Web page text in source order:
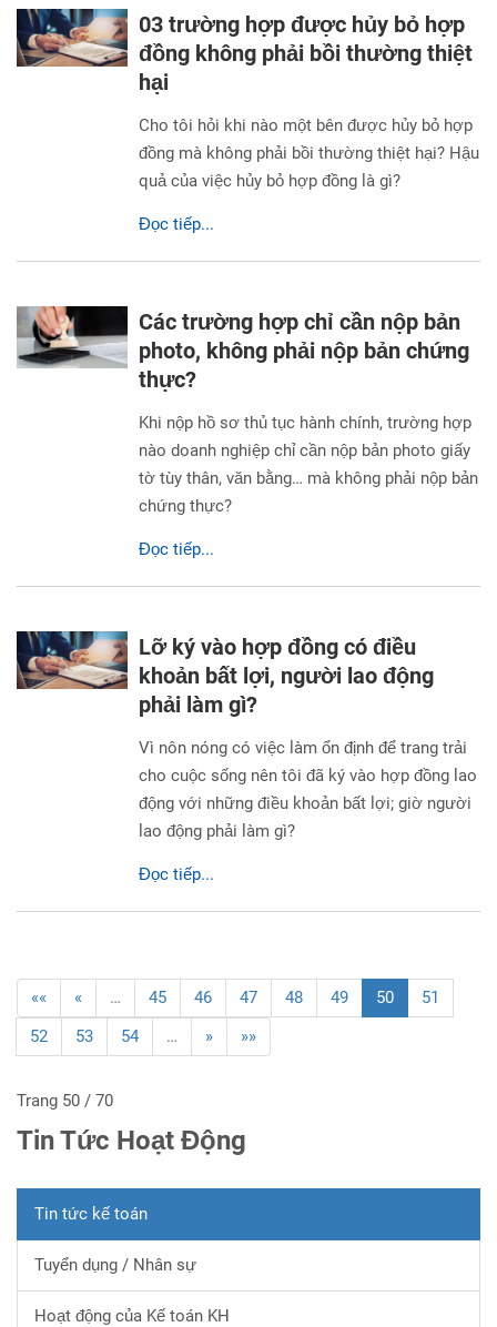
03 trường hợp được hủy bỏ hợp
đồng không phải bồi thường thiệt
hại
Cho tôi hỏi khi nào một bên được hủy bỏ hợp
đồng mà không phải bồi thường thiệt hại? Hậu
quả của việc hủy bỏ hợp đồng là gì?
Đọc tiếp...
Các trường hợp chỉ cần nộp bản
photo, không phải nộp bản chứng
thực?
Khi nộp hồ sơ thủ tục hành chính, trường hợp
nào doanh nghiệp chỉ cần nộp bản photo giấy
tờ tùy thân, văn bằng… mà không phải nộp bản
chứng thực?
Đọc tiếp...
Lỡ ký vào hợp đồng có điều
khoản bất lợi, người lao động
phải làm gì?
Vì nôn nóng có việc làm ổn định để trang trải
cho cuộc sống nên tôi đã ký vào hợp đồng lao
động với những điều khoản bất lợi; giờ người
lao động phải làm gì?
Đọc tiếp...
«« « … 45 46 47 48 49 50
51
52
53 54 … » »»
Trang 50 / 70
Tin Tức Hoạt Động
Tin tức kế toán
Tuyển dụng / Nhân sự
Hoạt động của Kế toán KH